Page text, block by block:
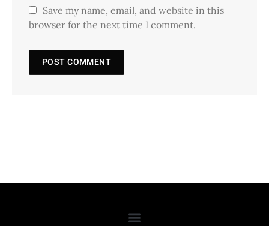
Save my name, email, and website in this
browser for the next time I comment.